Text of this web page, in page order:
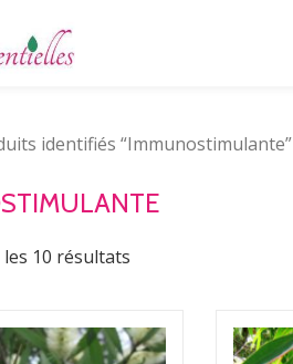
identifiés “Immunostimulante”
10 résultats